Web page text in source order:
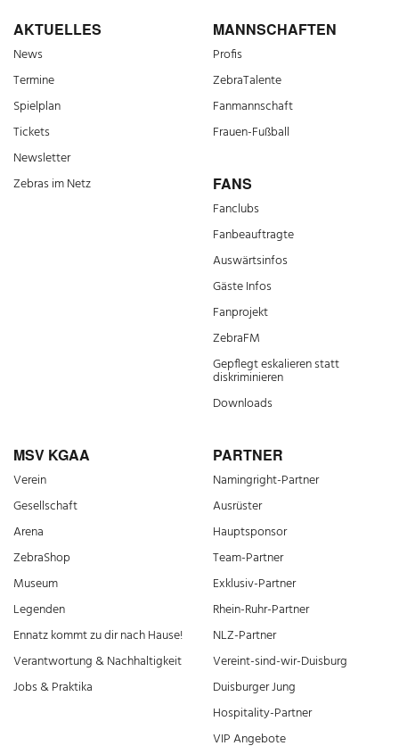
AKTUELLES
News
Termine
Spielplan
Tickets
Newsletter
Zebras im Netz
MANNSCHAFTEN
Profis
ZebraTalente
Fanmannschaft
Frauen-Fußball
FANS
Fanclubs
Fanbeauftragte
Auswärtsinfos
Gäste Infos
Fanprojekt
ZebraFM
Gepflegt eskalieren statt
diskriminieren
Downloads
MSV KGAA
Verein
Gesellschaft
Arena
ZebraShop
Museum
Legenden
Ennatz kommt zu dir nach Hause!
Verantwortung & Nachhaltigkeit
Jobs & Praktika
PARTNER
Namingright-Partner
Ausrüster
Hauptsponsor
Team-Partner
Exklusiv-Partner
Rhein-Ruhr-Partner
NLZ-Partner
Vereint-sind-wir-Duisburg
Duisburger Jung
Hospitality-Partner
VIP Angebote